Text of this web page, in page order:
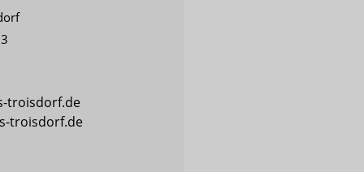
troisdorf.de
troisdorf.de